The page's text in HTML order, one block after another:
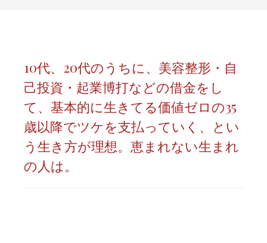
10代、20代のうちに、美容整形・自
己投資・起業博打などの借金をし
て、基本的に生きてる価値ゼロの35
歳以降でツケを支払っていく、とい
う生き方が理想。恵まれない生まれ
の人は。